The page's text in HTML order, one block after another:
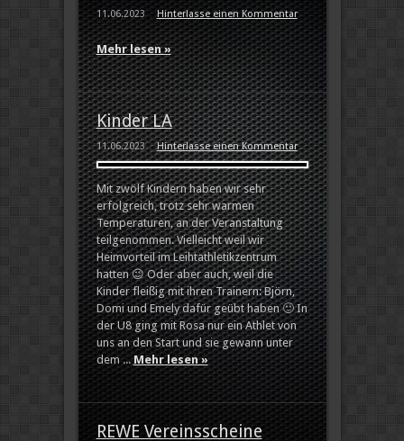
11.06.2023 Hinterlasse einen Kommentar
Mehr lesen »
Kinder LA
11.06.2023 Hinterlasse einen Kommentar
Mit zwölf Kindern haben wir sehr
erfolgreich, trotz sehr warmen
Temperaturen, an der Veranstaltung
teilgenommen. Vielleicht weil wir
Heimvorteil im Leihtathletikzentrum
hatten 😉 Oder aber auch, weil die
Kinder fleißig mit ihren Trainern: Björn,
Domi und Emely dafür geübt haben 🙂 In
der U8 ging mit Rosa nur ein Athlet von
uns an den Start und sie gewann unter
dem ...Mehr lesen »
REWE Vereinsscheine